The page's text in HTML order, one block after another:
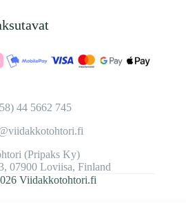
44 5662 745
(Pripaks Ky)
07900 Loviisa, Finland
Viidakkotohtori.fi